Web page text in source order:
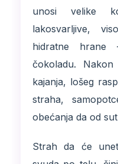
unosi velike
lakosvarljive,
hidratne hrane
čokoladu.
kajanja, lošeg
straha,
obećanja da od
Strah da će